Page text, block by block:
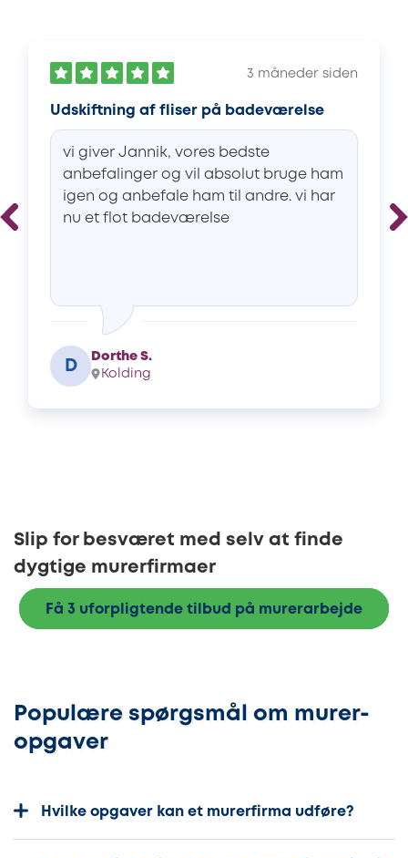
3 måneder siden
Udskiftning af fliser på badeværelse
vi giver Jannik, vores bedste
anbefalinger og vil absolut bruge ham
igen og anbefale ham til andre. vi har
nu et flot badeværelse
D
Dorthe S.
Kolding
Slip for besværet med selv at finde
dygtige murerfirmaer
Få 3 uforpligtende tilbud på murerarbejde
Populære spørgsmål om murer-
opgaver
Hvilke opgaver kan et murerfirma udføre?